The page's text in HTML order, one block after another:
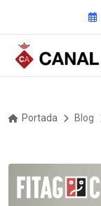
Portada Blog